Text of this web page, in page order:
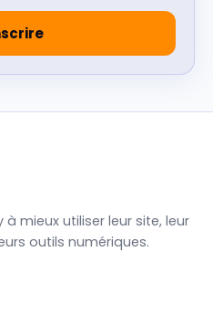
à mieux utiliser leur site, leur
outils numériques.